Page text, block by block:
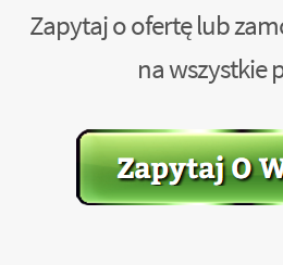
Zapytaj o ofertę lub
na wszystkie